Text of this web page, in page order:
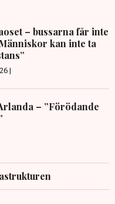
– bussarna får inte
kan inte ta
|
– ”Förödande